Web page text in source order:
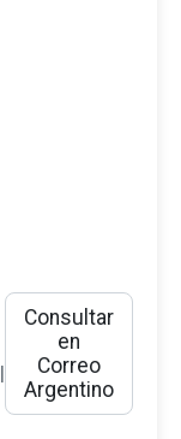
Consultar
en
Correo
Argentino